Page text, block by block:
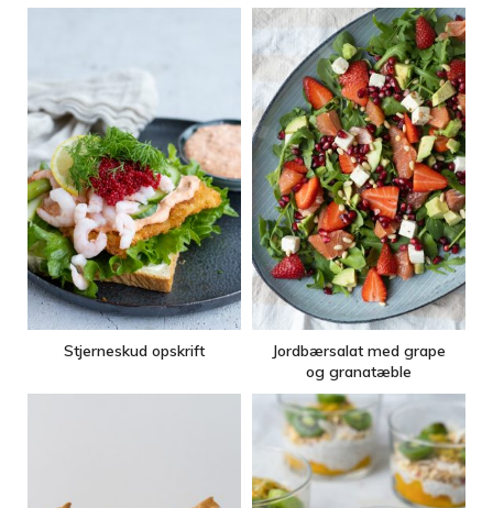
Stjerneskud opskrift
Jordbærsalat med grape
og granatæble